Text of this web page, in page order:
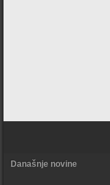
Današnje novine